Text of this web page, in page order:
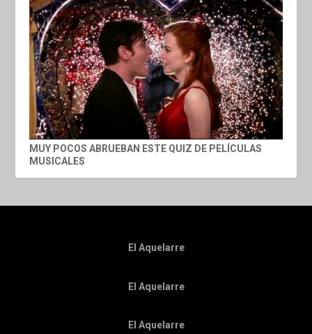
MUY POCOS ABRUEBAN ESTE QUIZ DE PELÍCULAS
MUSICALES
El Aquelarre
El Aquelarre
El Aquelarre